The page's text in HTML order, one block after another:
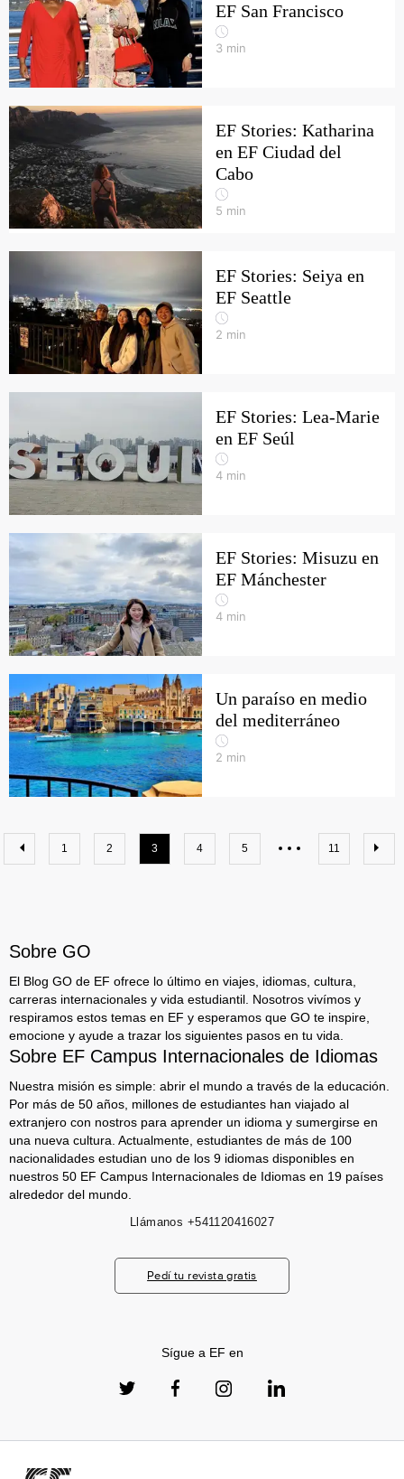
EF San Francisco
3 min
EF Stories: Katharina
en EF Ciudad del
Cabo
5 min
EF Stories: Seiya en
EF Seattle
2 min
EF Stories: Lea-Marie
en EF Seúl
4 min
EF Stories: Misuzu en
EF Mánchester
4 min
Un paraíso en medio
del mediterráneo
2 min
1 2 3 4 5 11
Sobre GO
El Blog GO de EF ofrece lo último en viajes, idiomas, cultura,
carreras internacionales y vida estudiantil. Nosotros vivímos y
respiramos estos temas en EF y esperamos que GO te inspire,
emocione y ayude a trazar los siguientes pasos en tu vida.
Sobre EF Campus Internacionales de Idiomas
Nuestra misión es simple: abrir el mundo a través de la educación.
Por más de 50 años, millones de estudiantes han viajado al
extranjero con nostros para aprender un idioma y sumergirse en
una nueva cultura. Actualmente, estudiantes de más de 100
nacionalidades estudian uno de los 9 idiomas disponibles en
nuestros 50 EF Campus Internacionales de Idiomas en 19 países
alrededor del mundo.
Llámanos +541120416027
Pedí tu revista gratis
Sígue a EF en